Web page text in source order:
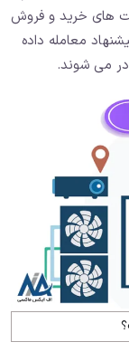
های خرید و فروش
معامله داده
می شوند.